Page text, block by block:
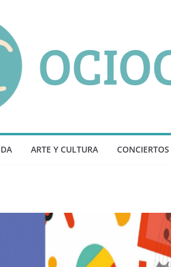
ARTE Y CULTURA CONCIERTOS